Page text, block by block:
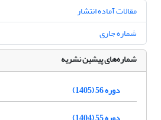
مقالات آماده انتشار
شماره جاری
شماره‌های پیشین نشریه
دوره 56 (1405)